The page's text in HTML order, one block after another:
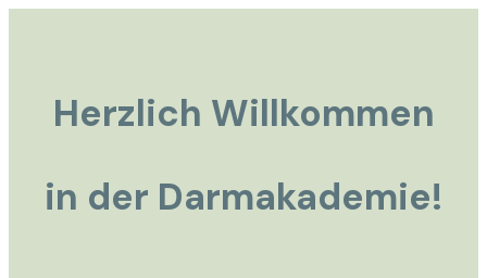
Herzlich Willkommen
in der Darmakademie!